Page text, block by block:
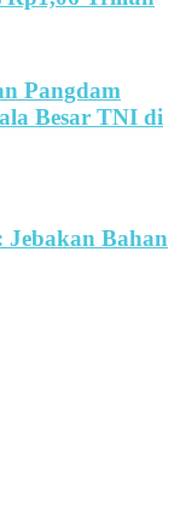
Pangdam
Besar TNI di
Jebakan Bahan